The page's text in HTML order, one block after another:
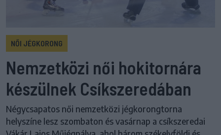
NŐI JÉGKORONG
Nemzetközi női hokitornára
készülnek Csíkszeredában
Négycsapatos női nemzetközi jégkorongtorna
helyszíne lesz szombaton és vasárnap a csíkszeredai